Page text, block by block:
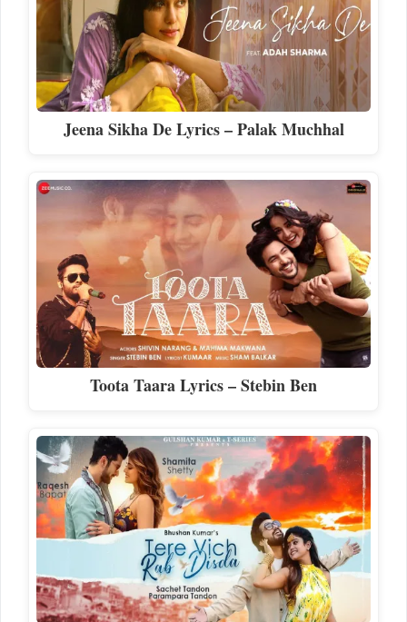
Jeena Sikha De Lyrics – Palak Muchhal
Toota Taara Lyrics – Stebin Ben